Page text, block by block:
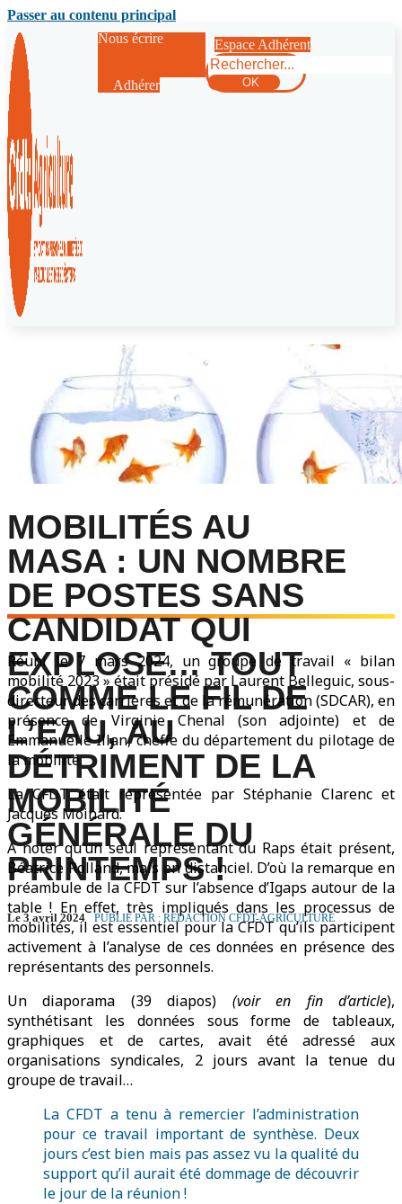
Passer au contenu principal
Nous écrire
Adhérer
Espace Adhérent
Rechercher
OK
MOBILITÉS AU
MASA : UN NOMBRE
DE POSTES SANS
CANDIDAT QUI
EXPLOSE… TOUT
COMME LE FIL DE
L’EAU, AU
DÉTRIMENT DE LA
MOBILITÉ
GÉNÉRALE DU
PRINTEMPS !
Le 3 avril 2024 PUBLIÉ PAR : RÉDACTION CFDT-AGRICULTURE
Réuni le 7 mars 2024, un groupe de travail « bilan
mobilité 2023 » était présidé par Laurent Belleguic, sous-
directeur des carrières et de la rémunération (SDCAR), en
présence de Virginie Chenal (son adjointe) et de
Emmanuelle Illan, cheffe du département du pilotage de
la mobilité.
La CFDT était représentée par Stéphanie Clarenc et
Jacques Moinard.
A noter qu’un seul représentant du Raps était présent,
Béatrice Rolland, mais en distanciel. D’où la remarque en
préambule de la CFDT sur l’absence d’Igaps autour de la
table ! En effet, très impliqués dans les processus de
mobilités, il est essentiel pour la CFDT qu’ils participent
activement à l’analyse de ces données en présence des
représentants des personnels.
Un diaporama (39 diapos) (voir en fin d’article),
synthétisant les données sous forme de tableaux,
graphiques et de cartes, avait été adressé aux
organisations syndicales, 2 jours avant la tenue du
groupe de travail…
La CFDT a tenu à remercier l’administration
pour ce travail important de synthèse. Deux
jours c’est bien mais pas assez vu la qualité du
support qu’il aurait été dommage de découvrir
le jour de la réunion !